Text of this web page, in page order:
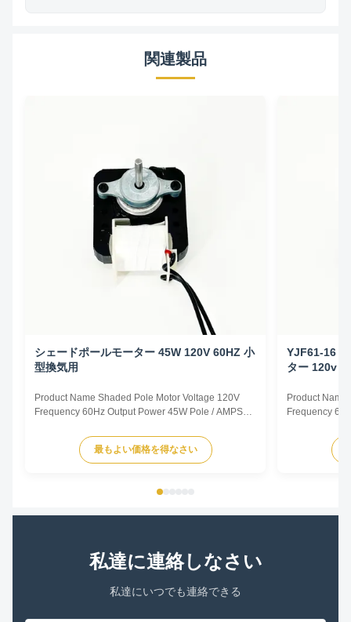
関連製品
シェードポールモーター 45W 120V 60HZ 小
型換気用
Product Name Shaded Pole Motor Voltage 120V
Frequency 60Hz Output Power 45W Pole / AMPS
Class B Power Factor / Other protection
THERMALLY PROTECTED Key Parameters Model
最もよい価格を得なさい
YJF61-16 C
ター 120v
Product
Frequency
Class B
THERMALLY
私達に連絡しなさい
私達にいつでも連絡できる